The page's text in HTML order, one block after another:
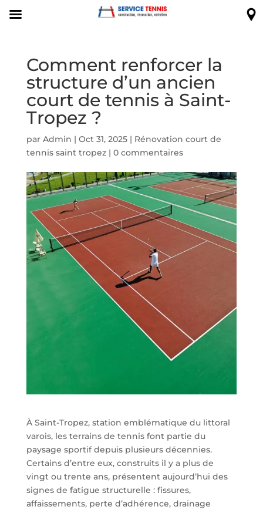
Comment renforcer la
structure d’un ancien
court de tennis à Saint-
Tropez ?
par Admin | Oct 31, 2025| Rénovation court de
tennis saint tropez| 0 commentaires
À Saint-Tropez, station emblématique du littoral
varois, les terrains de tennis font partie du
paysage sportif depuis plusieurs décennies.
Certains d’entre eux, construits il y a plus de
vingt ou trente ans, présentent aujourd’hui des
signes de fatigue structurelle : fissures,
affaissements, perte d’adhérence, drainage